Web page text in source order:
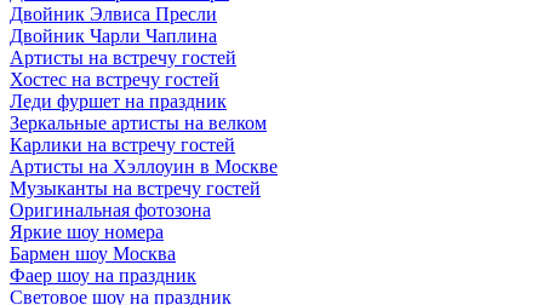
Двойник Элвиса Пресли
Двойник Чарли Чаплина
Артисты на встречу гостей
Хостес на встречу гостей
Леди фуршет на праздник
Зеркальные артисты на велком
Карлики на встречу гостей
Артисты на Хэллоуин в Москве
Музыканты на встречу гостей
Оригинальная фотозона
Яркие шоу номера
Бармен шоу Москва
Фаер шоу на праздник
Световое шоу на праздник